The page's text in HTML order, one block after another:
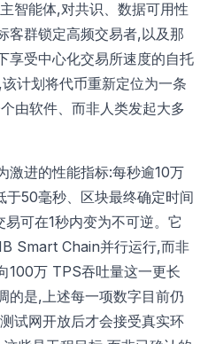
智能体,对共识、数据可用性
客群锁定高频交易者,以及那
享受中心化交易所速度的自托
计划将代币重新定位为一条
由软件、而非人类发起大多
激进的性能指标:每秒逾10万
50毫秒、区块最终确定时间
可在1秒内变为不可逆。它
Smart Chain并行运行,而非
100万 TPS吞吐量这一更长
的是,上述每一项数字目前仍
试网开放后才会接受真实环